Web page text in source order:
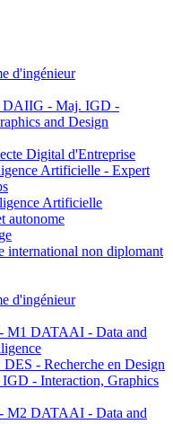
d'ingénieur
- Maj. IGD -
and Design
Digital d'Entreprise
Artificielle - Expert
Artificielle
autonome
international non diplomant
d'ingénieur
DATAAI - Data and
- Recherche en Design
- Interaction, Graphics
DATAAI - Data and